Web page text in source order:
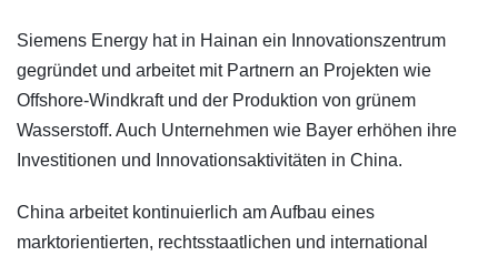
Siemens Energy hat in Hainan ein Innovationszentrum
gegründet und arbeitet mit Partnern an Projekten wie
Offshore-Windkraft und der Produktion von grünem
Wasserstoff. Auch Unternehmen wie Bayer erhöhen ihre
Investitionen und Innovationsaktivitäten in China.
China arbeitet kontinuierlich am Aufbau eines
marktorientierten, rechtsstaatlichen und international